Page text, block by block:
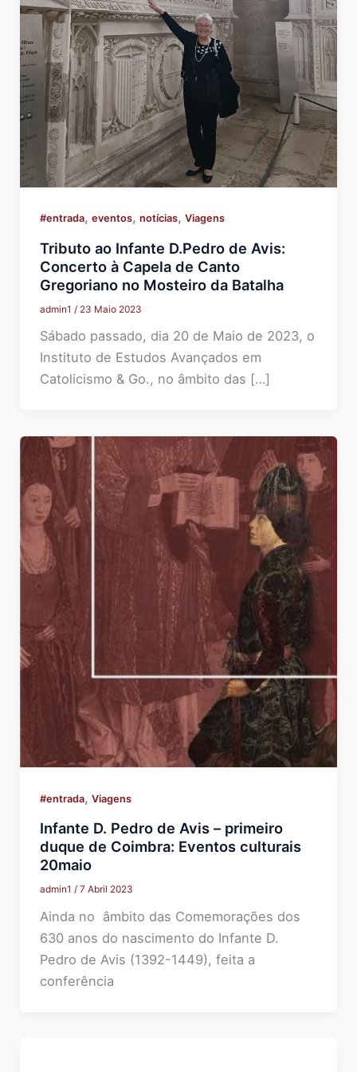
#entrada, eventos, notícias, Viagens
Tributo ao Infante D.Pedro de Avis:
Concerto à Capela de Canto
Gregoriano no Mosteiro da Batalha
admin1 / 23 Maio 2023
Sábado passado, dia 20 de Maio de 2023, o
Instituto de Estudos Avançados em
Catolicismo & Go., no âmbito das […]
#entrada, Viagens
Infante D. Pedro de Avis – primeiro
duque de Coimbra: Eventos culturais
20maio
admin1 / 7 Abril 2023
Ainda no âmbito das Comemorações dos
630 anos do nascimento do Infante D.
Pedro de Avis (1392-1449), feita a
conferência